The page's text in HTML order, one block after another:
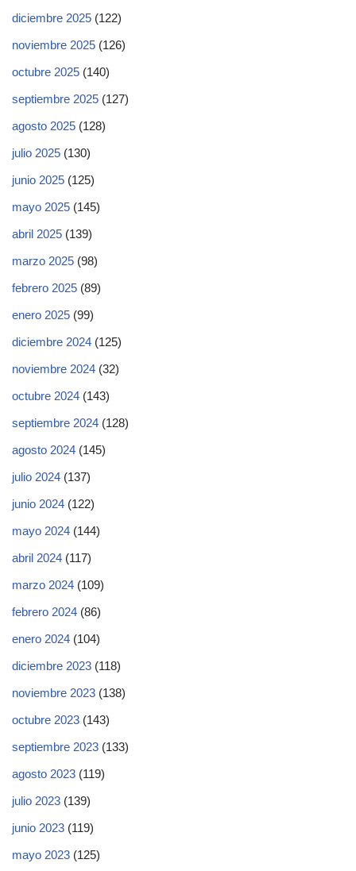
diciembre 2025 (122)
noviembre 2025 (126)
octubre 2025 (140)
septiembre 2025 (127)
agosto 2025 (128)
julio 2025 (130)
junio 2025 (125)
mayo 2025 (145)
abril 2025 (139)
marzo 2025 (98)
febrero 2025 (89)
enero 2025 (99)
diciembre 2024 (125)
noviembre 2024 (32)
octubre 2024 (143)
septiembre 2024 (128)
agosto 2024 (145)
julio 2024 (137)
junio 2024 (122)
mayo 2024 (144)
abril 2024 (117)
marzo 2024 (109)
febrero 2024 (86)
enero 2024 (104)
diciembre 2023 (118)
noviembre 2023 (138)
octubre 2023 (143)
septiembre 2023 (133)
agosto 2023 (119)
julio 2023 (139)
junio 2023 (119)
mayo 2023 (125)